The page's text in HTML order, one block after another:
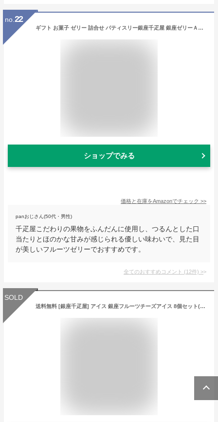
no. 22
ギフト お菓子 ゼリー 詰合せ パティスリー銀座千疋屋 銀座ゼリーＡ（6個入）
ショップでみる
価格と在庫をAmazonでチェック >>
panおじさん(50代・男性)
千疋屋こだわりの果物をふんだんに使用し、つるんとした口
当たりとほのかな甘みが感じられる優しい味わいで、見た目
が美しいフルーツゼリーでおすすめです。
全てのおすすめコメント (12件) >
SOLD
送料無料 [銀座千疋屋] アイス 銀座フルーツチーズアイス 8個セット(ストロベリー、メロン、マンゴー、ブルーベリー各2個) /スイーツ パルフェアイス アイスケーキ アイスクリーム パフェ ベイクドチーズ ストロベリー メロン マンゴー ブルーベリー